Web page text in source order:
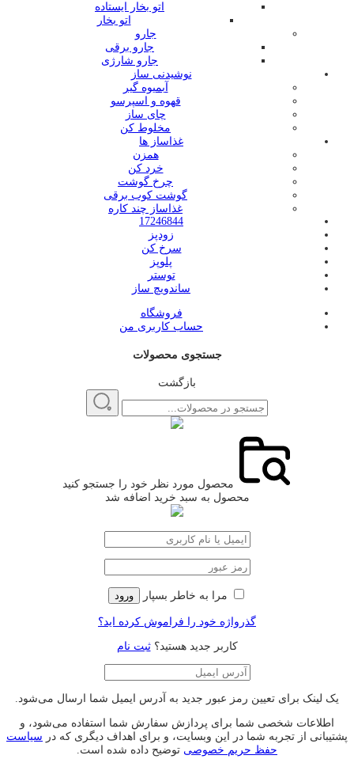
اتو بخار ایستاده
اتو بخار
جارو
جارو برقی
جارو شارژی
نوشیدنی ساز
آبمیوه گیر
قهوه و اسپرسو
چای ساز
مخلوط کن
غذاساز ها
همزن
خرد کن
چرخ گوشت
گوشت کوب برقی
غذاساز چند کاره
17246844
زودپز
سرخ کن
پلوپز
توستر
ساندویچ ساز
فروشگاه
حساب کاربری من
جستجوی محصولات
بازگشت
محصول مورد نظر خود را جستجو کنید
محصول به سبد خرید اضافه شد
مرا به خاطر بسپار ورود
گذرواژه خود را فراموش کرده اید؟
کاربر جدید هستید؟ثبت نام
یک لینک برای تعیین رمز عبور جدید به آدرس ایمیل شما ارسال می‌شود.
اطلاعات شخصی شما برای پردازش سفارش شما استفاده می‌شود، و
پشتیبانی از تجربه شما در این وبسایت، و برای اهداف دیگری که در سیاست
حفظ حریم خصوصی توضیح داده شده است.